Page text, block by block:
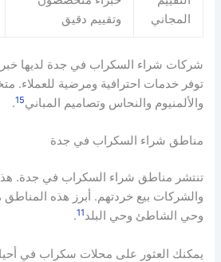
المجاني
وتقييم دقيق
شركات شراء السكراب في جدة لديها
توفر خدمات احترافية ومرضية للعملاء.
والألمنيوم والنحاس وتصاميم المباني15
.
مناطق شراء السكراب في جدة
تنتشر مناطق شراء السكراب في جدة.
والشركات بيع خردتهم. أبرز هذه المناطق
وحي الشاطئ وحي البلد11
.
يمكنك العثور على محلات سكراب في